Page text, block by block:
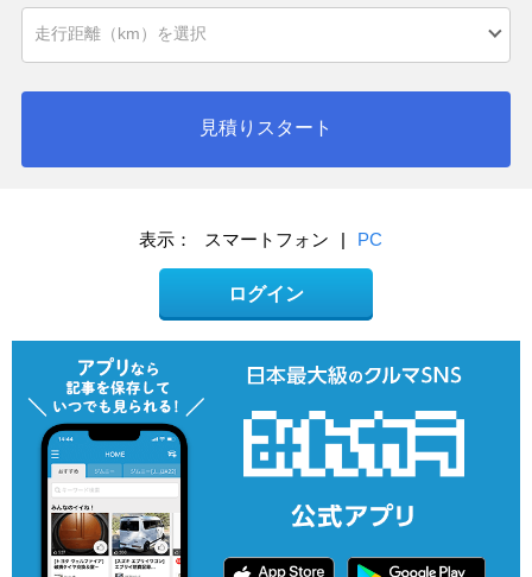
見積りスタート
表示： スマートフォン | PC
ログイン